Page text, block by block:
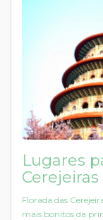
Lugares
Florada das
mais bonitos da